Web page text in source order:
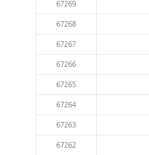
67269
67268
67267
67266
67265
67264
67263
67262